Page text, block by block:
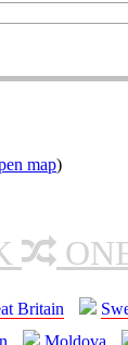
map)
Britain
Moldova